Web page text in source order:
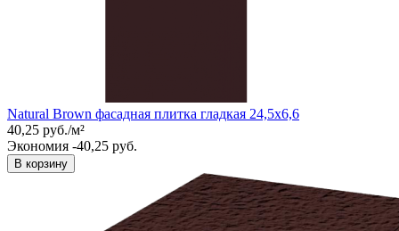
Natural Brown фасадная плитка гладкая 24,5x6,6
40,25 руб./м²
Экономия -40,25 руб.
В корзину